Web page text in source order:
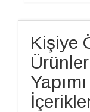
Kişiye